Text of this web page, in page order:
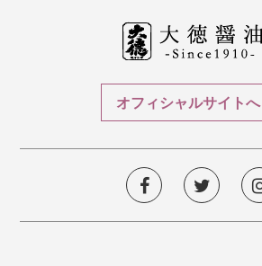
オフィシャルサイトへ